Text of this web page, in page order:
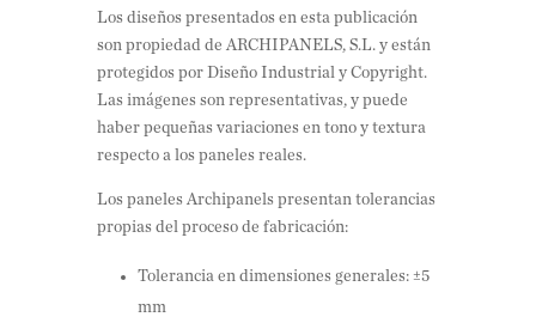
Los diseños presentados en esta publicación
son propiedad de ARCHIPANELS, S.L. y están
protegidos por Diseño Industrial y Copyright.
Las imágenes son representativas, y puede
haber pequeñas variaciones en tono y textura
respecto a los paneles reales.
Los paneles Archipanels presentan tolerancias
propias del proceso de fabricación:
Tolerancia en dimensiones generales: ±5
mm